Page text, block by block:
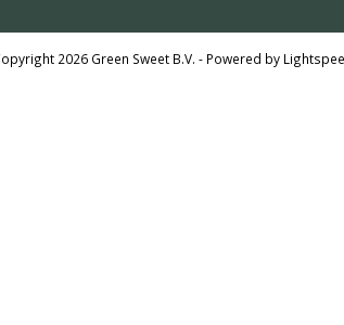
2026 Green Sweet B.V. - Powered by